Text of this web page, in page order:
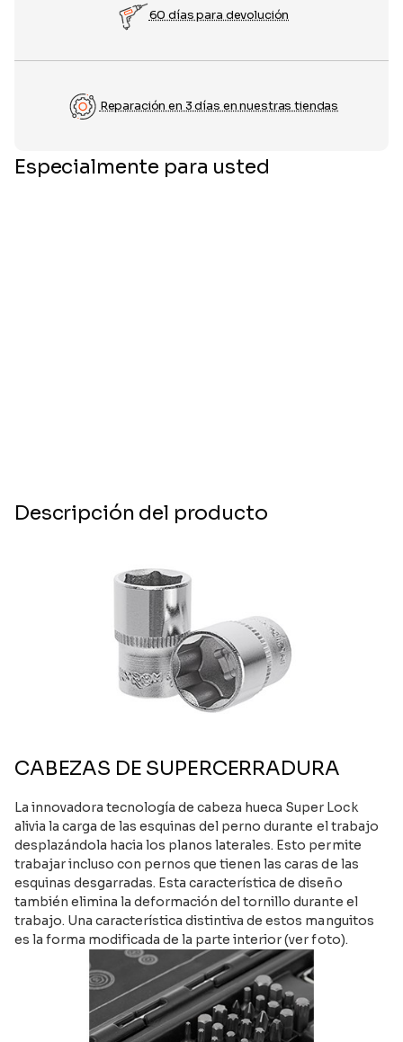
60 días para devolución
Reparación en 3 días en nuestras tiendas
Especialmente para usted
Descripción del producto
CABEZAS DE SUPERCERRADURA
La innovadora tecnología de cabeza hueca Super Lock
alivia la carga de las esquinas del perno durante el trabajo
desplazándola hacia los planos laterales. Esto permite
trabajar incluso con pernos que tienen las caras de las
esquinas desgarradas. Esta característica de diseño
también elimina la deformación del tornillo durante el
trabajo. Una característica distintiva de estos manguitos
es la forma modificada de la parte interior (ver foto).